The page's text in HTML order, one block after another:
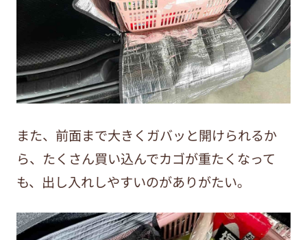
また、前面まで大きくガバッと開けられるか
ら、たくさん買い込んでカゴが重たくなって
も、出し入れしやすいのがありがたい。